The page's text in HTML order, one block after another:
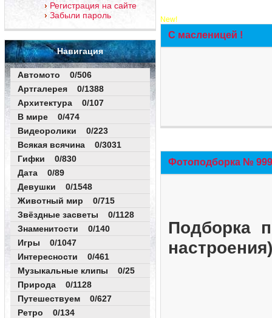
Регистрация на сайте
Забыли пароль
Навигация
Автомото 0/506
Артгалерея 0/1388
Архитектура 0/107
В мире 0/474
Видеоролики 0/223
Всякая всячина 0/3031
Гифки 0/830
Дата 0/89
Девушки 0/1548
Животный мир 0/715
Звёздные засветы 0/1128
Знаменитости 0/140
Игры 0/1047
Интересности 0/461
Музыкальные клипы 0/25
Природа 0/1128
Путешествуем 0/627
Ретро 0/134
New!
С масленицей !
Фотоподборка №
Подборка